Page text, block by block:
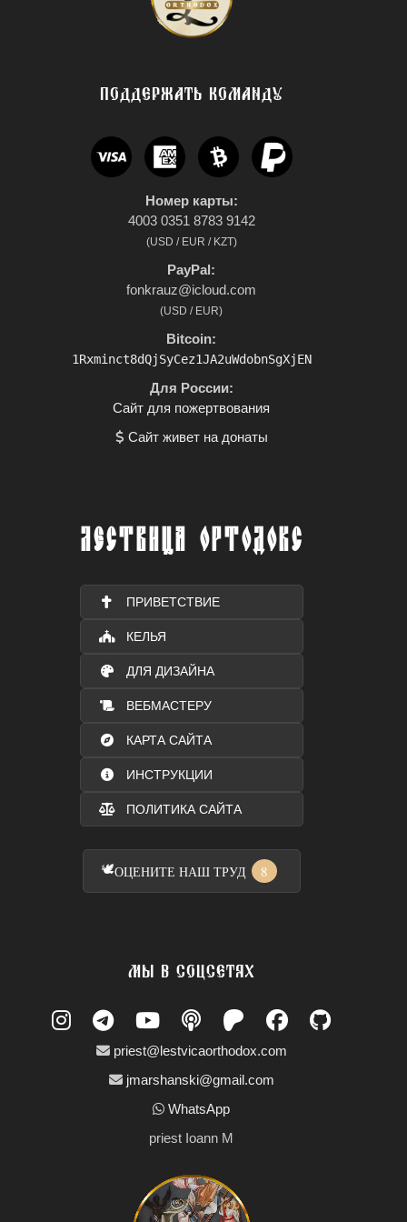
ПОДДЕРЖАТЬ КОМАНДУ
Номер карты:
4003 0351 8783 9142
(USD / EUR / KZT)
PayPal:
fonkrauz@icloud.com
(USD / EUR)
Bitcoin:
1Rxminct8dQjSyCez1JA2uWdobnSgXjEN
Для России:
Сайт для пожертвования
Сайт живет на донаты
ЛЕСТВИЦА ОРТОДОКС
ПРИВЕТСТВИЕ
КЕЛЬЯ
ДЛЯ ДИЗАЙНА
ВЕБМАСТЕРУ
КАРТА САЙТА
ИНСТРУКЦИИ
ПОЛИТИКА САЙТА
🕊️ОЦЕНИТЕ НАШ ТРУД 8
МЫ В СОЦСЕТЯХ
priest@lestvicaorthodox.com
jmarshanski@gmail.com
WhatsApp
priest Ioann M